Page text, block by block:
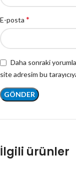
E-posta *
Daha sonraki
site adresim bu
İlgili ürünler